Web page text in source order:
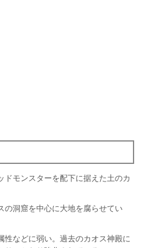
ドモンスターを配下に据えた土のカ
の洞窟を中心に大地を腐らせてい
性などに弱い。過去のカオス神殿に